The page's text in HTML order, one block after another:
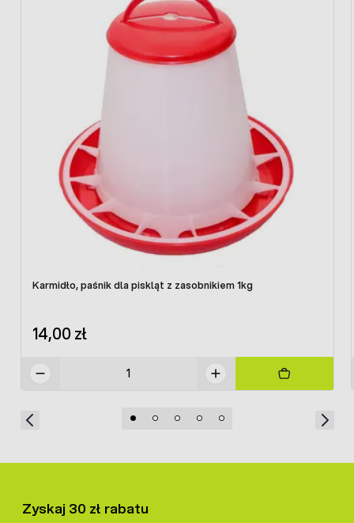
wysokość: 61cm
Moc urządzenia: 75W
Możliwość stosowania promienników białych i
czerwonych (w komplecie promiennik biały)
Karmidło, paśnik dla piskląt z zasobnikiem 1kg
14,00 zł
Zyskaj 30 zł rabatu